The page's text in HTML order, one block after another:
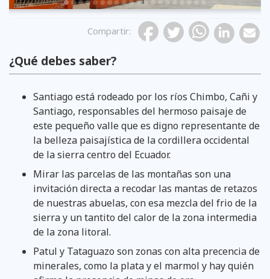
Compartir:
¿Qué debes saber?
Santiago está rodeado por los ríos Chimbo, Cañi y
Santiago, responsables del hermoso paisaje de
este pequeño valle que es digno representante de
la belleza paisajística de la cordillera occidental
de la sierra centro del Ecuador.
Mirar las parcelas de las montañas son una
invitación directa a recodar las mantas de retazos
de nuestras abuelas, con esa mezcla del frio de la
sierra y un tantito del calor de la zona intermedia
de la zona litoral.
Patul y Tataguazo son zonas con alta precencia de
minerales, como la plata y el marmol y hay quién